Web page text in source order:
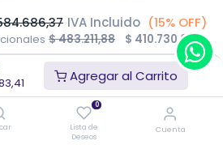
Agregar al Carrito
0
Lista de
Deseos
Cuenta
IVA Incluido (15% OFF)
$483.211,88 $ 410.730,09
Añadir al carrito